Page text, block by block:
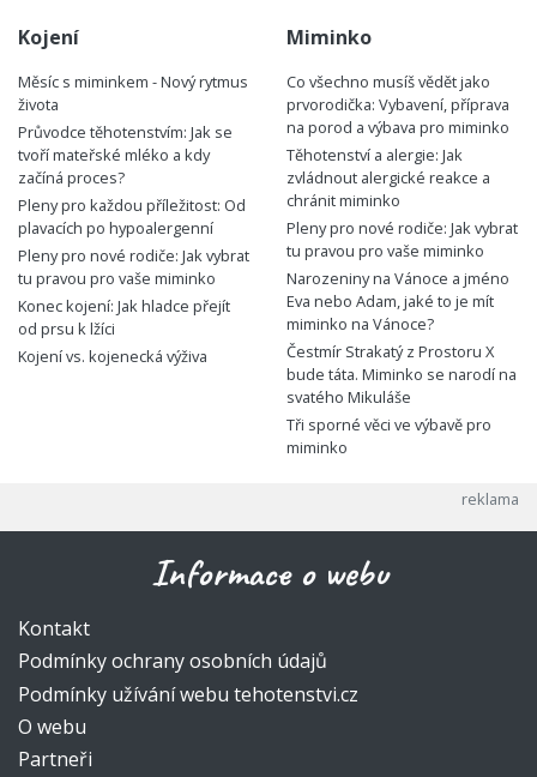
Kojení
Měsíc s miminkem - Nový rytmus
života
Průvodce těhotenstvím: Jak se
tvoří mateřské mléko a kdy
začíná proces?
Pleny pro každou příležitost: Od
plavacích po hypoalergenní
Pleny pro nové rodiče: Jak vybrat
tu pravou pro vaše miminko
Konec kojení: Jak hladce přejít
od prsu k lžíci
Kojení vs. kojenecká výživa
Miminko
Co všechno musíš vědět jako
prvorodička: Vybavení, příprava
na porod a výbava pro miminko
Těhotenství a alergie: Jak
zvládnout alergické reakce a
chránit miminko
Pleny pro nové rodiče: Jak vybrat
tu pravou pro vaše miminko
Narozeniny na Vánoce a jméno
Eva nebo Adam, jaké to je mít
miminko na Vánoce?
Čestmír Strakatý z Prostoru X
bude táta. Miminko se narodí na
svatého Mikuláše
Tři sporné věci ve výbavě pro
miminko
Informace o webu
Kontakt
Podmínky ochrany osobních údajů
Podmínky užívání webu tehotenstvi.cz
O webu
Partneři